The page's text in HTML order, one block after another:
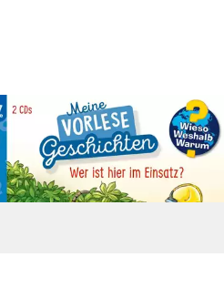
VERLAG
Hörspiel Wer ist hier im Einsatz?,2
CD
€
3-4 Werktagen bei dir